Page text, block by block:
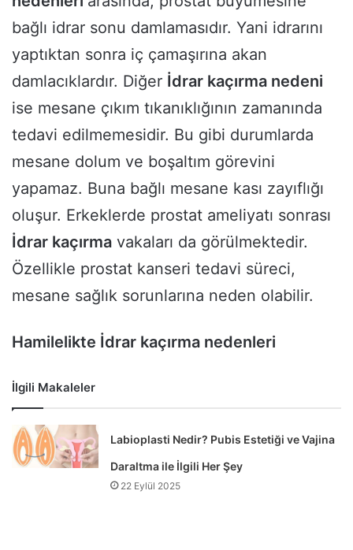
bağlı idrar sonu damlamasıdır. Yani idrarını
yaptıktan sonra iç çamaşırına akan
damlacıklardır. Diğer İdrar kaçırma nedeni
ise mesane çıkım tıkanıklığının zamanında
tedavi edilmemesidir. Bu gibi durumlarda
mesane dolum ve boşaltım görevini
yapamaz. Buna bağlı mesane kası zayıflığı
oluşur. Erkeklerde prostat ameliyatı sonrası
İdrar kaçırma vakaları da görülmektedir.
Özellikle prostat kanseri tedavi süreci,
mesane sağlık sorunlarına neden olabilir.
Hamilelikte İdrar kaçırma nedenleri
İlgili Makaleler
Labioplasti Nedir? Pubis Estetiği ve Vajina
Daraltma ile İlgili Her Şey
22 Eylül 2025